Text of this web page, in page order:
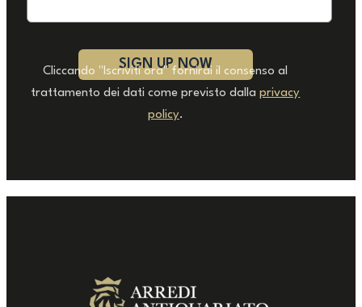
Cliccando "Iscriviti ora" fornirai il consenso al
trattamento dei dati come previsto dallaprivacy
policy.